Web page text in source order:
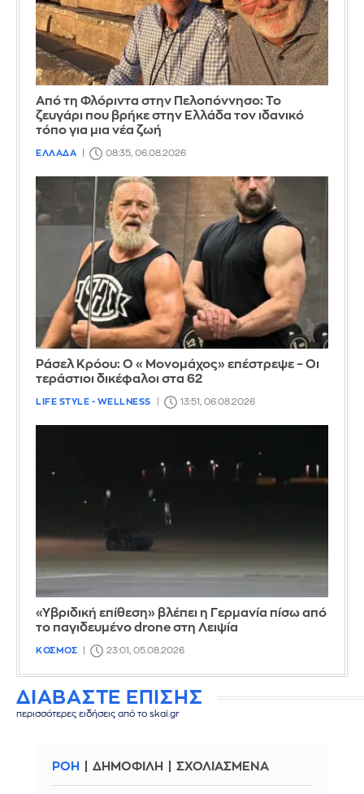
Από τη Φλόριντα στην Πελοπόννησο: Το
ζευγάρι που βρήκε στην Ελλάδα τον ιδανικό
τόπο για μια νέα ζωή
ΕΛΛΑΔΑ 08:35, 06.08.2026
Ράσελ Κρόου: Ο «Μονομάχος» επέστρεψε – Οι
τεράστιοι δικέφαλοι στα 62
LIFE STYLE - WELLNESS 13:51, 06.08.2026
«Υβριδική επίθεση» βλέπει η Γερμανία πίσω από
το παγιδευμένο drone στη Λειψία
ΚΟΣΜΟΣ 23:01, 05.08.2026
ΔΙΑΒΑΣΤΕ ΕΠΙΣΗΣ
περισσότερες ειδήσεις από το skai.gr
ΡΟΗ ΔΗΜΟΦΙΛΗ ΣΧΟΛΙΑΣΜΕΝΑ